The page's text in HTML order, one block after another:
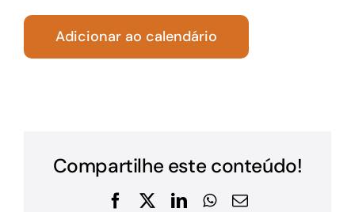
Adicionar ao calendário
Compartilhe este conteúdo!
Facebook
X LinkedInWhatsApp
E-